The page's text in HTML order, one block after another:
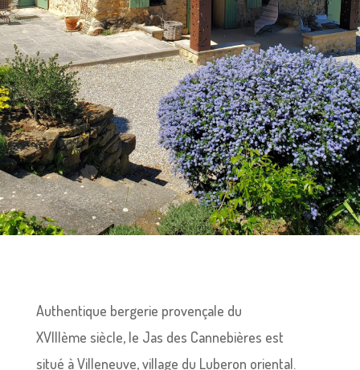
Authentique bergerie provençale du
XVIIIème siècle, le Jas des Cannebières est
situé à Villeneuve, village du Luberon oriental.